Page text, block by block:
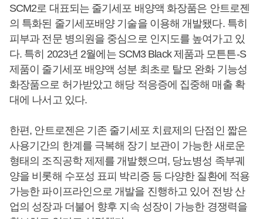
SCM2로 대표되는 줄기세포 배양액 화장품은 안트로젠
의 특화된 줄기세포배양 기술을 이용해 개발됐다. 특히
피부과 전문 병의원을 중심으로 인지도를 높여가고 있
다. 특히 2023년 2월에는 SCM3 Black 제품과 모튼튼-S
제품이 줄기세포 배양액 성분 최초로 탈모 완화 기능성
화장품으로 허가받았고 해당 적응증에 집중해 매출 확
대에 나서고 있다.
한편, 안트로젠은 기존 줄기세포 치료제의 단점인 짧은
사용기간의 한계를 극복해 장기 보관이 가능한 새로운
형태의 조직공학 제제를 개발했으며, 당뇨병성 족부궤
양을 비롯해 수포성 표피 박리증 등 다양한 질환에 적용
가능한 파이프라인으로 개발을 진행하고 있어 전방 산
업의 성장과 더불어 향후 지속 성장이 가능한 경쟁력을